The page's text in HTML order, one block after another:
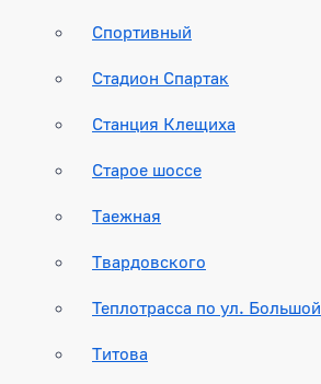
Спортивный
Стадион Спартак
Станция Клещиха
Старое шоссе
Таежная
Твардовского
Теплотрасса по ул. Большой
Титова